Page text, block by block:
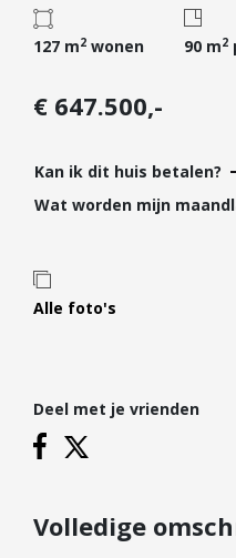
Huren
Verhuren
Verzekeren
Nieuwbouw
Projectontwikkelaars
Hypotheken
Hypotheekadvies
Starterslening
Financiële check
Duurzame hypotheek
127 m2 wonen 90 m2
€ 647.500,-
Kan ik dit huis betalen?
Wat worden mijn
Alle foto's
Deel met je vrienden
Volledige